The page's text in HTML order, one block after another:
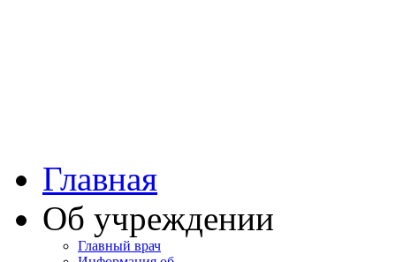
Главная
Об учреждении
Главный врач